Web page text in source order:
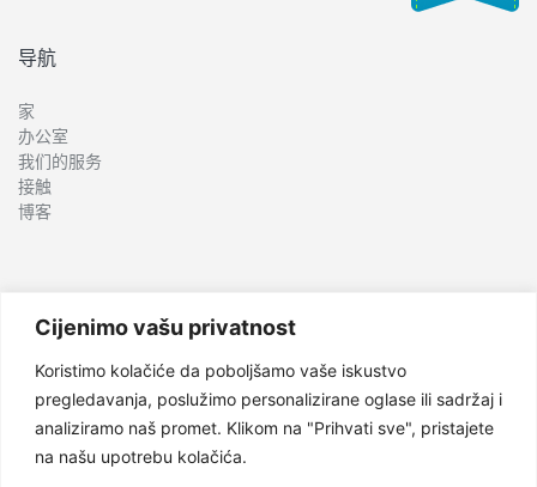
Cijenimo vašu privatnost
Koristimo kolačiće da poboljšamo vaše iskustvo
pregledavanja, poslužimo personalizirane oglase ili sadržaj i
analiziramo naš promet. Klikom na "Prihvati sve", pristajete
na našu upotrebu kolačića.
导航
家
办公室
我们的服务
接触
博客
口腔外科
儿童牙科
正畸
牙周病学和口腔医学